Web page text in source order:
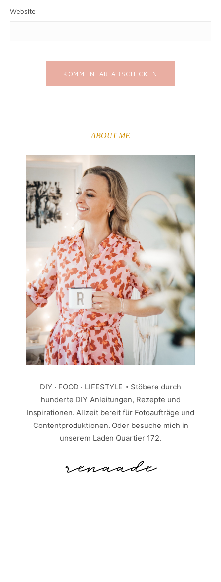
Website
ABOUT ME
DIY · FOOD · LIFESTYLE ◦ Stöbere durch
hunderte DIY Anleitungen, Rezepte und
Inspirationen. Allzeit bereit für Fotoaufträge und
Contentproduktionen. Oder besuche mich in
unserem Laden Quartier 172.